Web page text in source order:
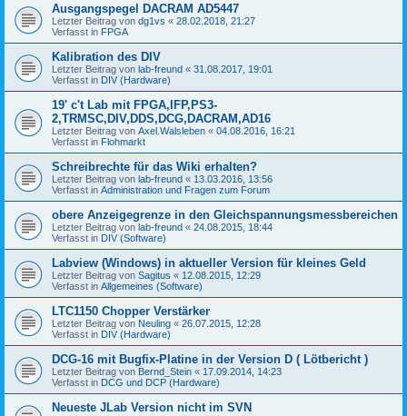
Ausgangspegel DACRAM AD5447
Letzter Beitrag von dg1vs « 28.02.2018, 21:27
Verfasst in FPGA
Kalibration des DIV
Letzter Beitrag von lab-freund « 31.08.2017, 19:01
Verfasst in DIV (Hardware)
19' c't Lab mit FPGA,IFP,PS3-
2,TRMSC,DIV,DDS,DCG,DACRAM,AD16
Letzter Beitrag von Axel.Walsleben « 04.08.2016, 16:21
Verfasst in Flohmarkt
Schreibrechte für das Wiki erhalten?
Letzter Beitrag von lab-freund « 13.03.2016, 13:56
Verfasst in Administration und Fragen zum Forum
obere Anzeigegrenze in den Gleichspannungsmessbereichen
Letzter Beitrag von lab-freund « 24.08.2015, 18:44
Verfasst in DIV (Software)
Labview (Windows) in aktueller Version für kleines Geld
Letzter Beitrag von Sagitus « 12.08.2015, 12:29
Verfasst in Allgemeines (Software)
LTC1150 Chopper Verstärker
Letzter Beitrag von Neuling « 26.07.2015, 12:28
Verfasst in DIV (Hardware)
DCG-16 mit Bugfix-Platine in der Version D ( Lötbericht )
Letzter Beitrag von Bernd_Stein « 17.09.2014, 14:23
Verfasst in DCG und DCP (Hardware)
Neueste JLab Version nicht im SVN